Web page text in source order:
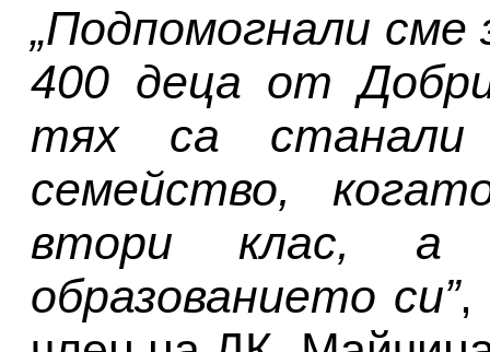
„Подпомогнали сме
400 деца от
тях са
семейство,
втори клас, а
образованието си”,